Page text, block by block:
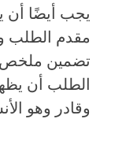
يجب أيضًا أن
مقدم الطلب
تضمين ملخص
الطلب أن
وقادر وهو